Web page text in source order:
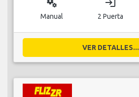
miscellaneous_services
Manual
login
2 Puerta
VER DETALLES...